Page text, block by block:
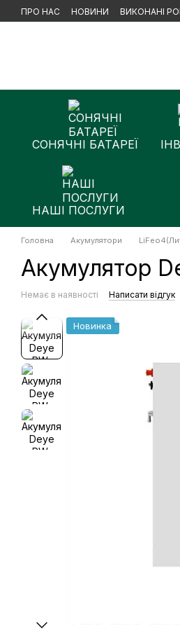
Перейти до основного контенту
ПРО НАС НОВИНИ ВИКОНАНІ
СОНЯЧНІ БАТАРЕЇ
НАШІ ПОСЛУГИ
Головна Акумулятори
Акумулятор
Немає в наявності Написати відгук
Новинка